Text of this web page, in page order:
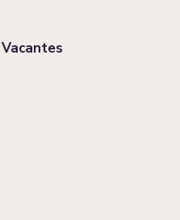
Vacantes